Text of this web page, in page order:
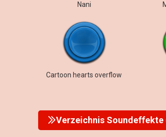
Nani
Cartoon hearts overflow
Verzeichnis Soundeffekte